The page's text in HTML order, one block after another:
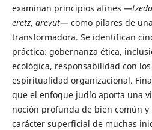
examinan principios afines —
eretz, arevut— como pilares de
transformadora. Se identifican
práctica: gobernanza ética,
ecológica, responsabilidad con
espiritualidad organizacional.
que el enfoque judío aporta una
noción profunda de bien común
carácter superficial de muchas